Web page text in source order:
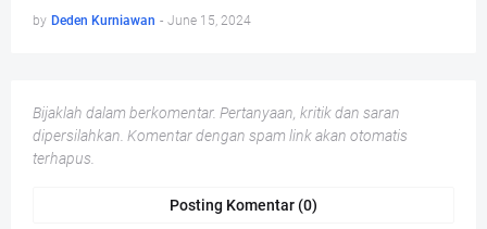
by Deden Kurniawan - June 15, 2024
Bijaklah dalam berkomentar. Pertanyaan, kritik dan saran
dipersilahkan. Komentar dengan spam link akan otomatis
terhapus.
Posting Komentar (0)